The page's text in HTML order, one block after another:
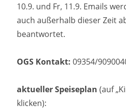
10.9. und Fr, 11.9. Emails
auch außerhalb dieser Zeit
beantwortet.
OGS Kontakt: 09354/
aktueller Speiseplan (auf
klicken):